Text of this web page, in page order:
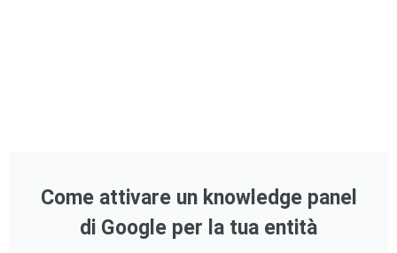
Come attivare un knowledge panel
di Google per la tua entità